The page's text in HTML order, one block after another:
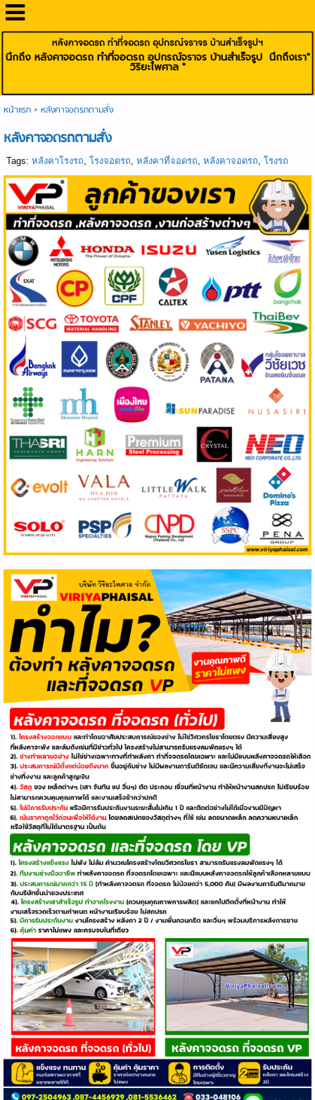
หลังคาจอดรถ ทำที่จอดรถ อุปกรณ์จราจร บ้านสำเร็จรูปฯ
นึกถึง หลังคาจอดรถ ทำที่จอดรถ อุปกรณ์จราจร บ้านสำเร็จรูป นึกถึงเรา"
วิริยะไพศาล "
หน้าแรก> หลังคาจอดรถตามสั่ง
หลังคาจอดรถตามสั่ง
Tags: หลังคาโรงรถ, โรงจอดรถ, หลังคาที่จอดรถ, หลังคาจอดรถ, โรงรถ